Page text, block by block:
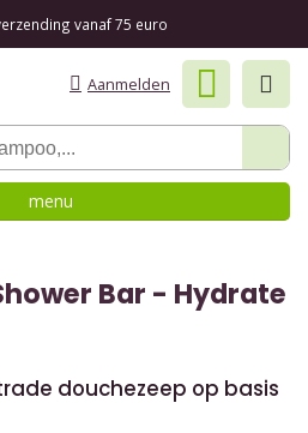
vanaf 75 euro
Aanmelden
menu
Bar - Hydrate
douchezeep op basis